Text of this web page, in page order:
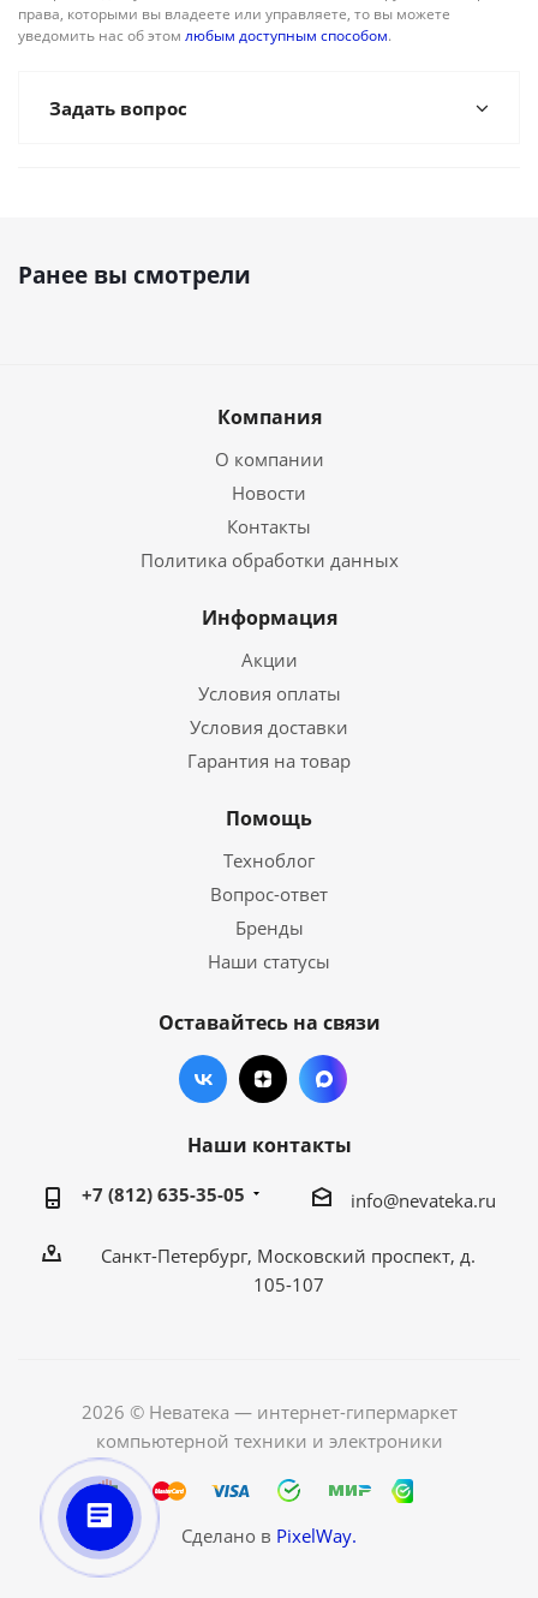
права, которыми вы владеете или управляете, то вы можете
уведомить нас об этом любым доступным способом.
Задать вопрос
Ранее вы смотрели
Компания
О компании
Новости
Контакты
Политика обработки данных
Информация
Акции
Условия оплаты
Условия доставки
Гарантия на товар
Помощь
Техноблог
Вопрос-ответ
Бренды
Наши статусы
Оставайтесь на связи
Наши контакты
+7 (812) 635-35-05 info@nevateka.ru
Санкт-Петербург, Московский проспект, д.
105-107
2026 © Неватека — интернет-гипермаркет
компьютерной техники и электроники
Сделано в PixelWay.